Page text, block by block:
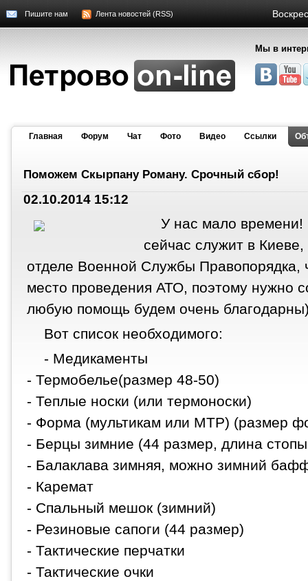
Пишите нам Лента новостей (RSS)
Мы в
Главная Форум Чат Фото Видео Cсылки
Поможем Скырпану Роману. Срочный сбор!
02.10.2014 15:12
У нас мало
сейчас служит в
отделе Военной Службы Правопорядка,
место проведения АТО, поэтому нужно
любую помощь будем очень
Вот список необходимого:
- Медикаменты
- Термобелье(размер 48-50)
- Теплые носки (или термоноски)
- Форма (мультикам или МТР) (размер
- Берцы зимние (44 размер, длина
- Балаклава зимняя, можно зимний
- Каремат
- Спальный мешок (зимний)
- Резиновые сапоги (44 размер)
- Тактические перчатки
- Тактические очки